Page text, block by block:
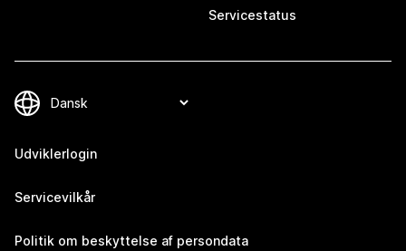
Servicestatus
Udviklerlogin
Servicevilkår
Politik om beskyttelse af persondata